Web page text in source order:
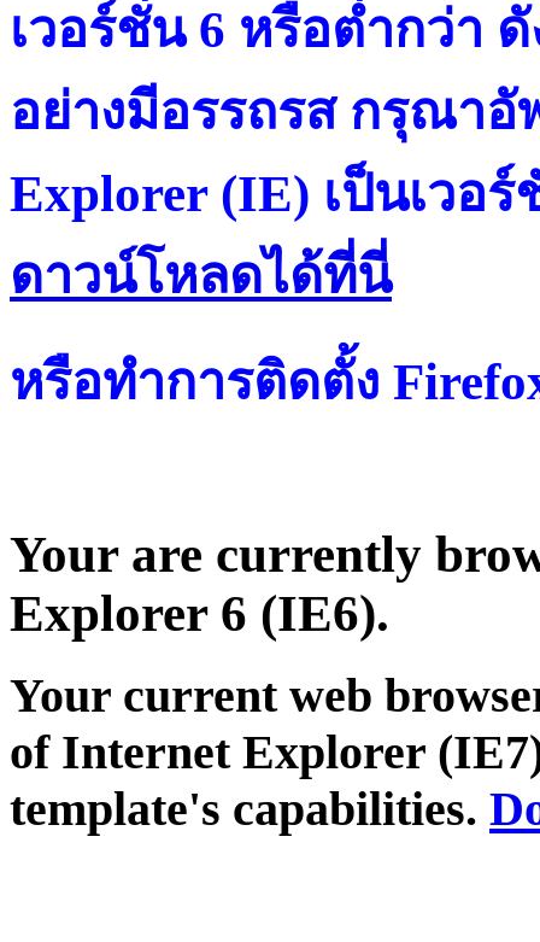
เวอร์ชั่น 6 หรือต่ำกว่า
อย่างมีอรรถรส กรุณาอั
Explorer (IE) เป็นเวอ
ดาวน์โหลดได้ที่น
หรือทำการติดตั้ง
Your are currently
Explorer 6 (IE6).
Your current web
of Internet Explorer
template's capabilities.